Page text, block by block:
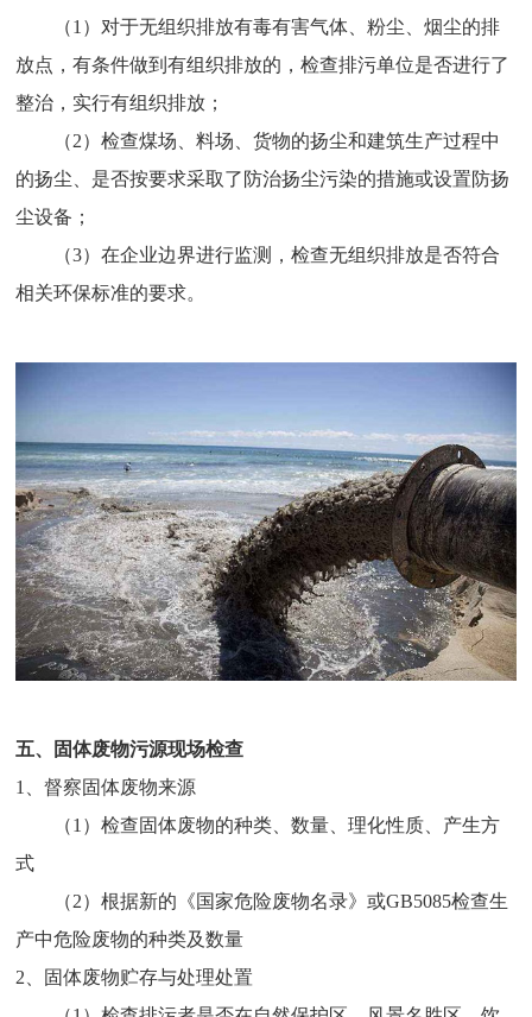
（1）对于无组织排放有毒有害气体、粉尘、烟尘的排
放点，有条件做到有组织排放的，检查排污单位是否进行了
整治，实行有组织排放；
（2）检查煤场、料场、货物的扬尘和建筑生产过程中
的扬尘、是否按要求采取了防治扬尘污染的措施或设置防扬
尘设备；
（3）在企业边界进行监测，检查无组织排放是否符合
相关环保标准的要求。
五、固体废物污源现场检查
1、督察固体废物来源
（1）检查固体废物的种类、数量、理化性质、产生方
式
（2）根据新的《国家危险废物名录》或GB5085检查生
产中危险废物的种类及数量
2、固体废物贮存与处理处置